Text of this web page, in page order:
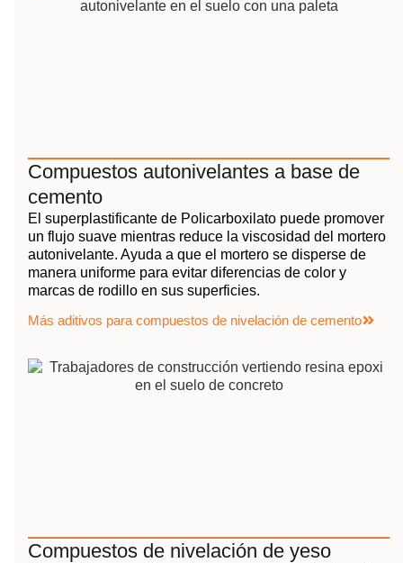
Compuestos autonivelantes a base de
cemento
El superplastificante de Policarboxilato puede promover
un flujo suave mientras reduce la viscosidad del mortero
autonivelante. Ayuda a que el mortero se disperse de
manera uniforme para evitar diferencias de color y
marcas de rodillo en sus superficies.
Más aditivos para compuestos de nivelación de cemento
Compuestos de nivelación de yeso